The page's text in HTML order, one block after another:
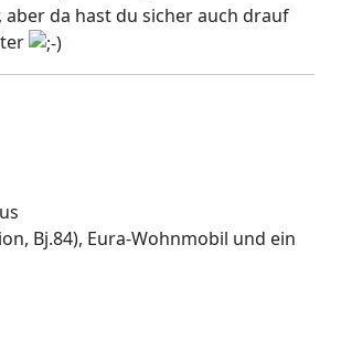
aber da hast du sicher auch drauf
Bj.84), Eura-Wohnmobil und ein